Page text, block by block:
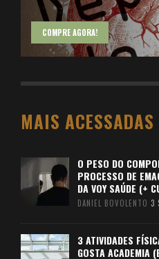
COMPRE AGORA!
MAIS ACESSADAS
O PESO DO
PROCESSO DE
DA VOY SAÚDE (+
DANIEL BOVOLENTO 3
3 ATIVIDADES
GOSTA ACADEMIA